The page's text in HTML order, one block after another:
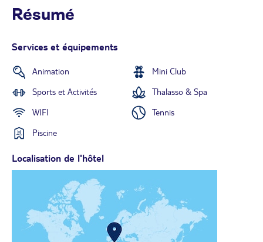
Résumé
Services et équipements
Animation
Mini Club
Sports et Activités
Thalasso & Spa
WIFI
Tennis
Piscine
Localisation de l'hôtel